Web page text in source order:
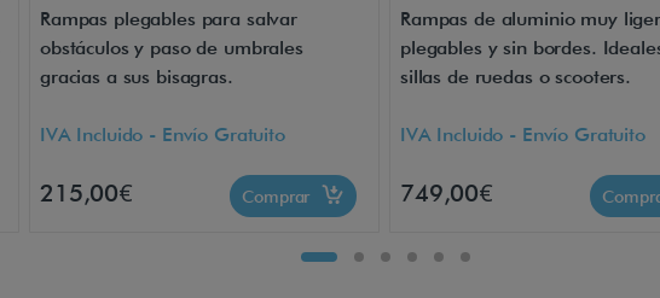
Rampas plegables para salvar
obstáculos y paso de umbrales
gracias a sus bisagras.
IVA Incluido - Envío Gratuito
215,00€ Comprar
Rampas de aluminio muy
plegables y sin bordes.
sillas de ruedas o scooters.
IVA Incluido - Envío Gratuito
749,00€